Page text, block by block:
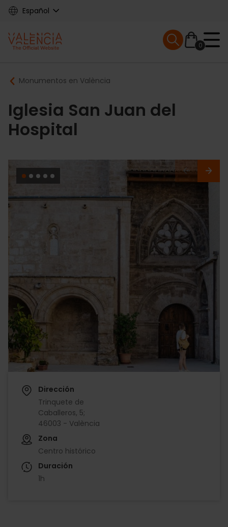
Skip
content
Español
Main
navigation
0
Mobile menu
Breadcrumb
Monumentos en València
Iglesia San Juan del
Hospital
Dirección
Trinquete de
Caballeros, 5;
46003 - València
Zona
Centro histórico
Duración
1h